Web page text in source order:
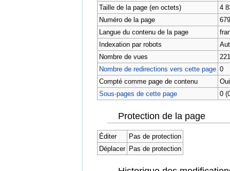
Taille de la page (en octets)
4
Numéro de la page
Langue du contenu de la page
Indexation par robots
Nombre de vues
Nombre de redirections vers cette page 0
Compté comme page de contenu
Oui
Sous-pages de cette page
0
Protection de la page
Éditer
Pas de protection
Déplacer
Pas de protection